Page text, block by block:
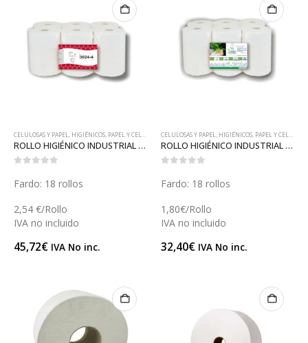
CELULOSAS Y PAPEL, HIGIÉNICOS, PAPEL Y CELULOSAS
ROLLO HIGIÉNICO INDUSTRIAL PASTA (R016)
Fardo: 18 rollos
2,54 €/Rollo
IVA no incluido
45,72€ IVA No inc.
CELULOSAS Y PAPEL, HIGIÉNICOS, PAPEL Y CELULOSAS
ROLLO HIGIÉNICO INDUSTRIAL ECOLÓGICO (R015)
Fardo: 18 rollos
1,80€/Rollo
IVA no incluido
32,40€ IVA No inc.